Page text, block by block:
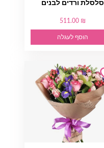
סלסלת ורדים לבנים
511.00 ₪
הוסף לעגלה